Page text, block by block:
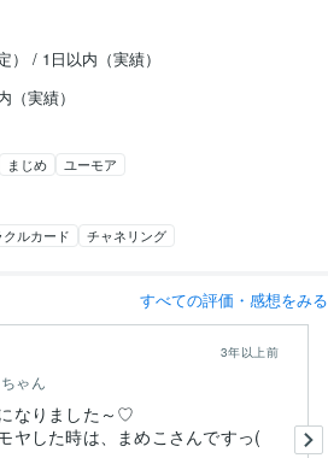
） / 1日以内（実績）
（実績）
まじめ ユーモア
クルカード チャネリング
すべての評価・感想をみる
ゃん
3年以上前
なりました～♡
ヤした時は、まめこさんですっ(